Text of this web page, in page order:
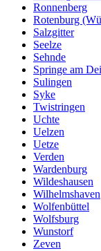
Ronnenberg
Rotenburg
Salzgitter
Seelze
Sehnde
Springe am
Sulingen
Syke
Twistringen
Uchte
Uelzen
Uetze
Verden
Wardenburg
Wildeshausen
Wilhelmshaven
Wolfenbüttel
Wolfsburg
Wunstorf
Zeven